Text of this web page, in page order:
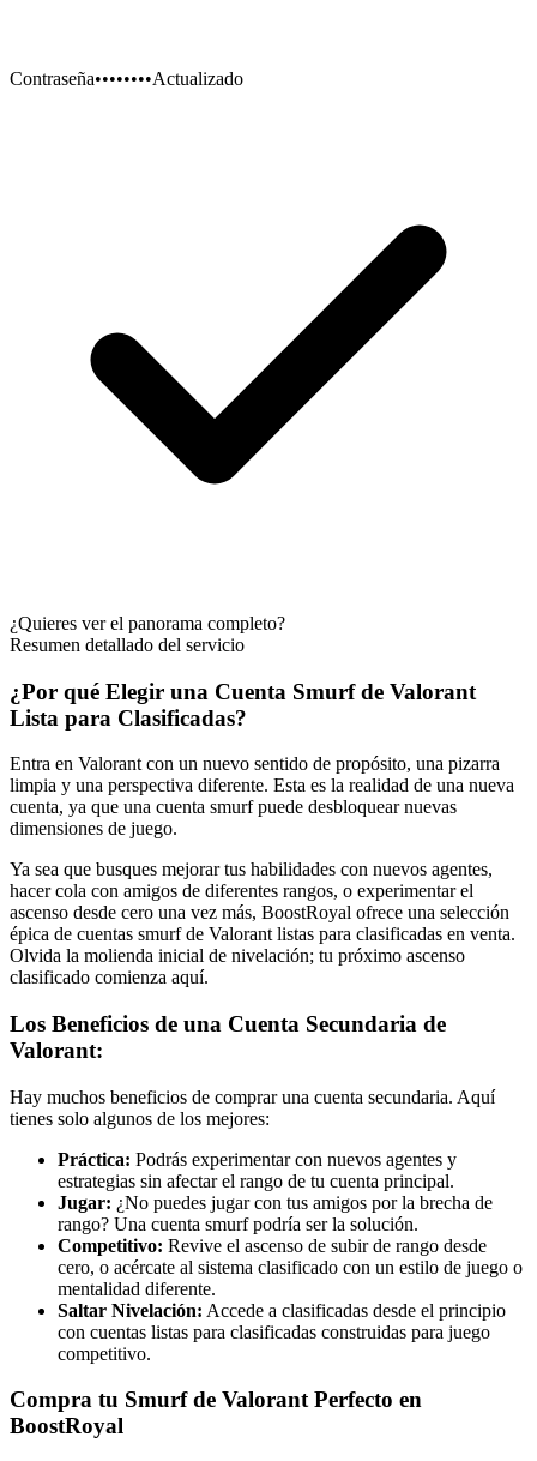
Contraseña••••••••Actualizado
¿Quieres ver el panorama completo?
Resumen detallado del servicio
¿Por qué Elegir una Cuenta Smurf de Valorant
Lista para Clasificadas?
Entra en Valorant con un nuevo sentido de propósito, una pizarra
limpia y una perspectiva diferente. Esta es la realidad de una nueva
cuenta, ya que una cuenta smurf puede desbloquear nuevas
dimensiones de juego.
Ya sea que busques mejorar tus habilidades con nuevos agentes,
hacer cola con amigos de diferentes rangos, o experimentar el
ascenso desde cero una vez más, BoostRoyal ofrece una selección
épica de cuentas smurf de Valorant listas para clasificadas en venta.
Olvida la molienda inicial de nivelación; tu próximo ascenso
clasificado comienza aquí.
Los Beneficios de una Cuenta Secundaria de
Valorant:
Hay muchos beneficios de comprar una cuenta secundaria. Aquí
tienes solo algunos de los mejores:
Práctica: Podrás experimentar con nuevos agentes y
estrategias sin afectar el rango de tu cuenta principal.
Jugar: ¿No puedes jugar con tus amigos por la brecha de
rango? Una cuenta smurf podría ser la solución.
Competitivo: Revive el ascenso de subir de rango desde
cero, o acércate al sistema clasificado con un estilo de juego o
mentalidad diferente.
Saltar Nivelación: Accede a clasificadas desde el principio
con cuentas listas para clasificadas construidas para juego
competitivo.
Compra tu Smurf de Valorant Perfecto en
BoostRoyal